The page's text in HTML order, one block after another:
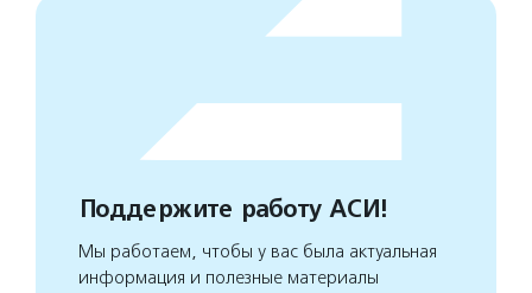
Поддержите работу АСИ!
Мы работаем, чтобы у вас была актуальная
информация и полезные материалы